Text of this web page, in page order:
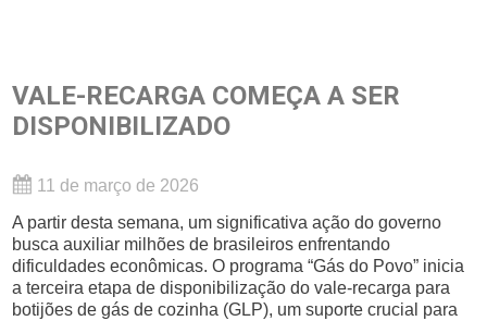
VALE-RECARGA COMEÇA A SER
DISPONIBILIZADO
11 de março de 2026
A partir desta semana, um significativa ação do governo
busca auxiliar milhões de brasileiros enfrentando
dificuldades econômicas. O programa “Gás do Povo” inicia
a terceira etapa de disponibilização do vale-recarga para
botijões de gás de cozinha (GLP), um suporte crucial para